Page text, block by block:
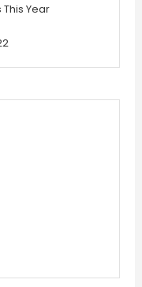
Year